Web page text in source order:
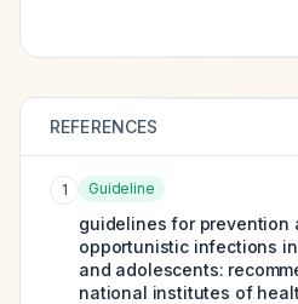
REFERENCES
1 Guideline
guidelines for prevention
opportunistic infections
and adolescents:
national institutes of